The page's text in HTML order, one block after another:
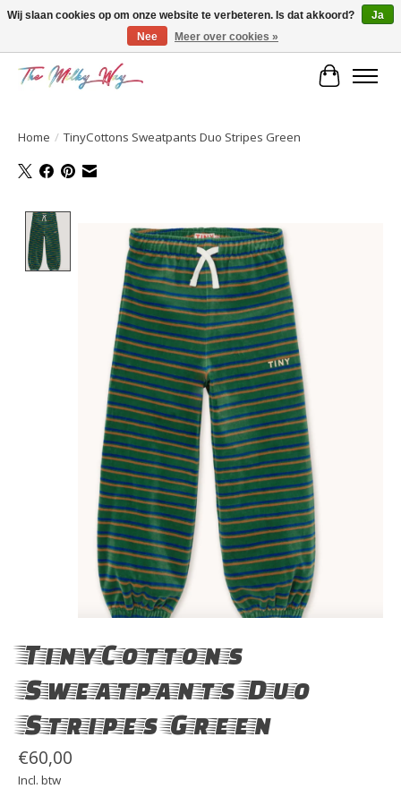
Home / TinyCottons Sweatpants Duo Stripes Green
TinyCottons
Sweatpants Duo
Stripes Green
€60,00
Incl. btw
Wij slaan cookies op om onze website te verbeteren. Is dat akkoord?
Ja
Nee
Meer over cookies »